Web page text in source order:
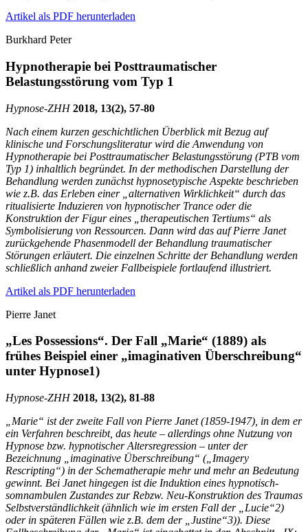
Artikel als PDF herunterladen
Burkhard Peter
Hypnotherapie bei Posttraumatischer
Belastungsstörung vom Typ 1
Hypnose-ZHH2018, 13(2), 57-80
Nach einem kurzen geschichtlichen Überblick mit Bezug auf
klinische und Forschungsliteratur wird die Anwendung von
Hypnotherapie bei Posttraumatischer Belastungsstörung (PTB vom
Typ 1) inhaltlich begründet. In der methodischen Darstellung der
Behandlung werden zunächst hypnosetypische Aspekte beschrieben
wie z.B. das Erleben einer „alternativen Wirklichkeit“ durch das
ritualisierte Induzieren von hypnotischer Trance oder die
Konstruktion der Figur eines „therapeutischen Tertiums“ als
Symbolisierung von Ressourcen. Dann wird das auf Pierre Janet
zurückgehende Phasenmodell der Behandlung traumatischer
Störungen erläutert. Die einzelnen Schritte der Behandlung werden
schließlich anhand zweier Fallbeispiele fortlaufend illustriert.
Artikel als PDF herunterladen
Pierre Janet
„Les Possessions“. Der Fall „Marie“ (1889) als
frühes Beispiel einer „imaginativen Überschreibung“
unter Hypnose1)
Hypnose-ZHH2018, 13(2), 81-88
„Marie“ ist der zweite Fall von Pierre Janet (1859-1947), in dem er
ein Verfahren beschreibt, das heute – allerdings ohne Nutzung von
Hypnose bzw. hypnotischer Altersregression – unter der
Bezeichnung „imaginative Überschreibung“ („Imagery
Rescripting“) in der Schematherapie mehr und mehr an Bedeutung
gewinnt. Bei Janet hingegen ist die Induktion eines hypnotisch-
somnambulen Zustandes zur Rebzw. Neu-Konstruktion des Traumas
Selbstverständlichkeit (ähnlich wie im ersten Fall der „Lucie“2)
oder in späteren Fällen wie z.B. dem der „Justine“3)). Diese